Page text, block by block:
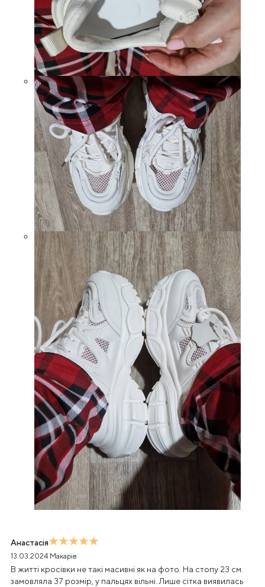
Анастасія
13.03.2024 Макарів
В житті кросівки не такі масивні як на фото. На стопу 23 см.
замовляла 37 розмір, у пальцях вільні. Лише сітка виявилась